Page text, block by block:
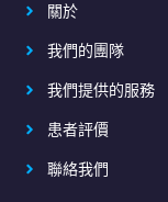
關於
我們的團隊
我們提供的服務
患者評價
聯絡我們